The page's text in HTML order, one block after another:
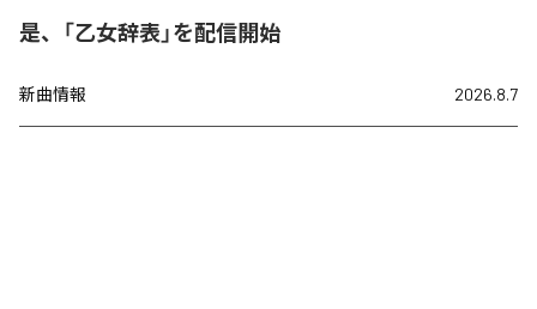
是、「乙女辞表」を配信開始
新曲情報 2026.8.7